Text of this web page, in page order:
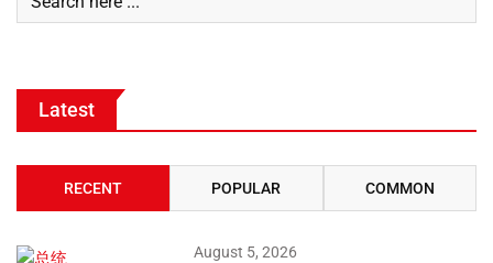
Latest
RECENT POPULAR COMMON
August 5, 2026